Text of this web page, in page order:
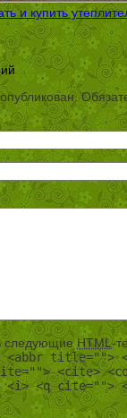
и купить
следующиеHTML-
title="">
<cite>
<i> <q cite="">